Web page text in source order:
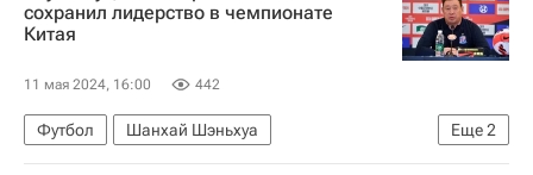
сохранил лидерство в чемпионате
Китая
11 мая 2024, 16:00 442
Еще2
Футбол
Шанхай Шэньхуа
Чемпионат Китая по футболу